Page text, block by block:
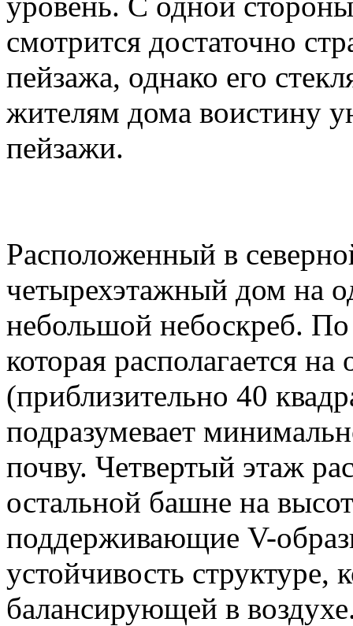
смотрится достаточно
пейзажа, однако его
жителям дома воистину
пейзажи.
Расположенный в
четырехэтажный дом на
небольшой небоскреб.
которая располагается
(приблизительно 40
подразумевает
почву. Четвертый этаж
остальной башне на
поддерживающие V-
устойчивость структуре,
балансирующей в